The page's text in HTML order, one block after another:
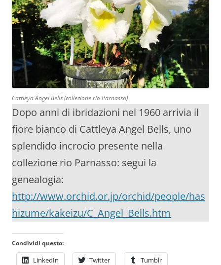
Cattleya Angel Bells (collezione rio Parnasso)
Dopo anni di ibridazioni nel 1960 arrivia il
fiore bianco di Cattleya Angel Bells, uno
splendido incrocio presente nella
collezione rio Parnasso: segui la
genealogia:
http://www.orchid.or.jp/orchid/people/has
hizume/kakeizu/C_Angel_Bells.htm
Condividi questo:
LinkedIn Twitter Tumblr